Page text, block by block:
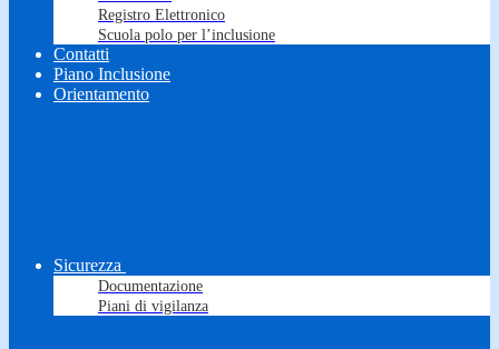
Registro Elettronico
Scuola polo per l’inclusione
Contatti
Piano Inclusione
Orientamento
Sicurezza
Documentazione
Piani di vigilanza